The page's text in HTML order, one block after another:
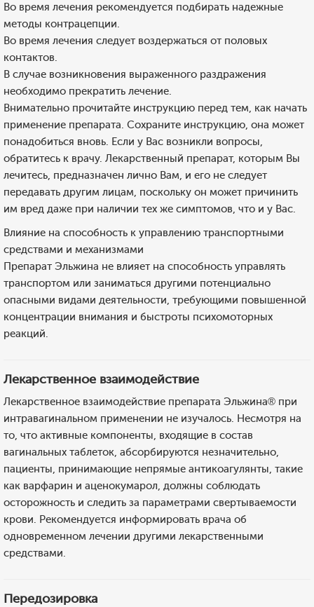
Во время лечения рекомендуется подбирать надежные
методы контрацепции.
Во время лечения следует воздержаться от половых
контактов.
В случае возникновения выраженного раздражения
необходимо прекратить лечение.
Внимательно прочитайте инструкцию перед тем, как начать
применение препарата. Сохраните инструкцию, она может
понадобиться вновь. Если у Вас возникли вопросы,
обратитесь к врачу. Лекарственный препарат, которым Вы
лечитесь, предназначен лично Вам, и его не следует
передавать другим лицам, поскольку он может причинить
им вред даже при наличии тех же симптомов, что и у Вас.
Влияние на способность к управлению транспортными
средствами и механизмами
Препарат Эльжина не влияет на способность управлять
транспортом или заниматься другими потенциально
опасными видами деятельности, требующими повышенной
концентрации внимания и быстроты психомоторных
реакций.
Лекарственное взаимодействие
Лекарственное взаимодействие препарата Эльжина® при
интравагинальном применении не изучалось. Несмотря на
то, что активные компоненты, входящие в состав
вагинальных таблеток, абсорбируются незначительно,
пациенты, принимающие непрямые антикоагулянты, такие
как варфарин и аценокумарол, должны соблюдать
осторожность и следить за параметрами свертываемости
крови. Рекомендуется информировать врача об
одновременном лечении другими лекарственными
средствами.
Передозировка